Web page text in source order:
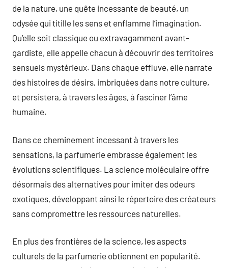
de la nature, une quête incessante de beauté, un
odysée qui titille les sens et enflamme l’imagination.
Qu’elle soit classique ou extravagamment avant-
gardiste, elle appelle chacun à découvrir des territoires
sensuels mystérieux. Dans chaque effluve, elle narrate
des histoires de désirs, imbriquées dans notre culture,
et persistera, à travers les âges, à fasciner l’âme
humaine.
Dans ce cheminement incessant à travers les
sensations, la parfumerie embrasse également les
évolutions scientifiques. La science moléculaire offre
désormais des alternatives pour imiter des odeurs
exotiques, développant ainsi le répertoire des créateurs
sans compromettre les ressources naturelles.
En plus des frontières de la science, les aspects
culturels de la parfumerie obtiennent en popularité.